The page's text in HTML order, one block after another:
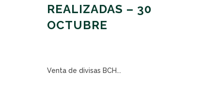
REALIZADAS – 30
OCTUBRE
Venta de divisas BCH...